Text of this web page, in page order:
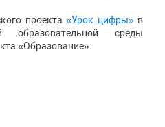
проекта«Урок цифры»в
образовательной среды
«Образование».